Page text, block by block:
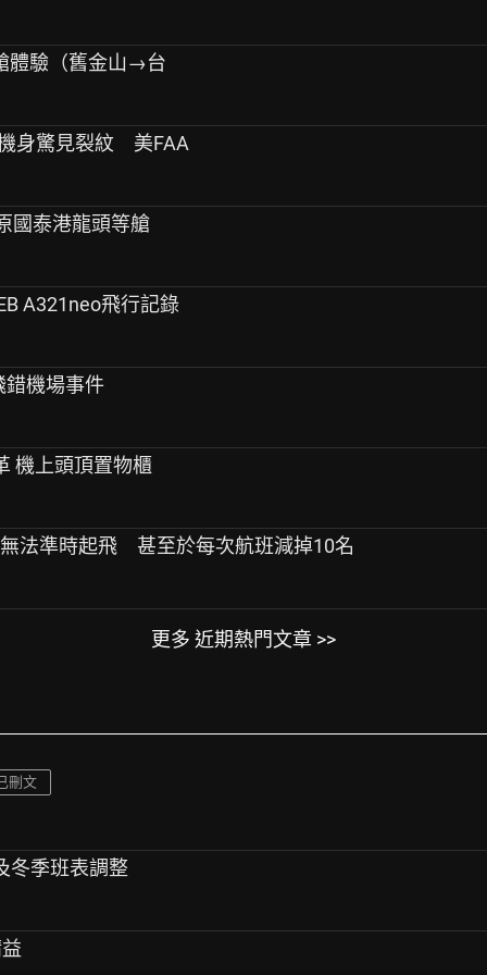
體驗（舊金山→台
身驚見裂紋 美FAA
國泰港龍頭等艙
A321neo飛行記錄
錯機場事件
機上頭頂置物櫃
法準時起飛 甚至於每次航班減掉10名
更多 近期熱門文章 >>
刪文
冬季班表調整